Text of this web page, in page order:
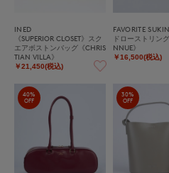
INED
《SUPERIOR CLOSET》スク
エアボストンバッグ《CHRIS
TIAN VILLA》
￥21,450(税込)
FAVORITE
ドローストリン
NNUE》
￥16,500(税込)
40%
OFF
30%
OFF